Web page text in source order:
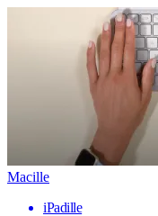
Macille
iPadille